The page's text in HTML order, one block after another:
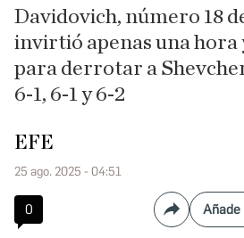
Davidovich, número 18
invirtió apenas una hora
para derrotar a
6-1, 6-1 y 6-2
EFE
25 ago. 2025 - 04:51
0 Compartir
Añade